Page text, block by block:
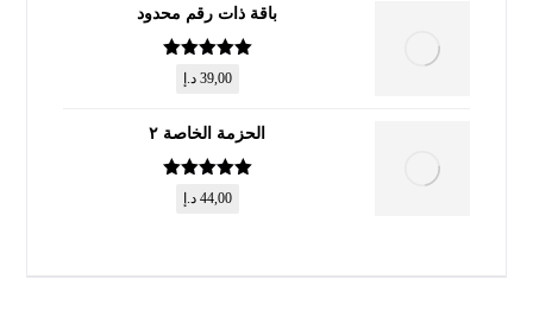
باقة ذات رقم محدود
تم التقييم
من 5
39,00 د.إ
الحزمة الخاصة ٢
تم التقييم
من 5
44,00 د.إ